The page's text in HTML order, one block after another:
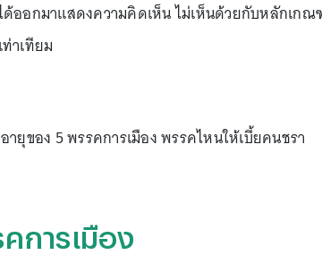
ออกมาแสดงความคิดเห็น ไม่เห็นด้วยกับหลักเก
าเทียม
ยุของ 5 พรรคการเมือง พรรคไหนให้เบี้ยคนชรา
การเมือง